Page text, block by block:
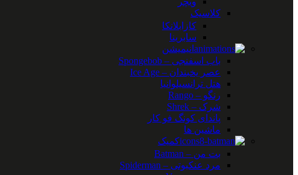
کلاسیک
کازابلانکا
سابرینا
انیمیشن
باب اسفنجی – Spongebob
عصر یخبندان – Ice Age
هتل ترانسیلوانیا
رنگو – Rango
شرک – Shrek
پاندای کونگ فو کار
ماشین ها
کمیک
بت من – Batman
مرد عنکبوتی – Spiderman